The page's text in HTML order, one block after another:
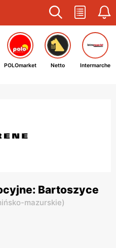
POLOmarket Netto Intermarche
Bartoszyce
mazurskie)